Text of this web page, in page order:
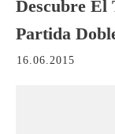
Descubre El
Partida
16.06.2015